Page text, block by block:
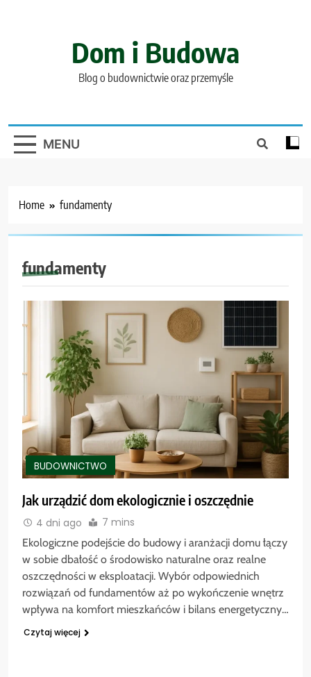
Dom i Budowa
Blog o budownictwie oraz przemyśle
MENU
Home fundamenty
fundamenty
BUDOWNICTWO
Jak urządzić dom ekologicznie i oszczędnie
4 dni ago 7 mins
Ekologiczne podejście do budowy i aranżacji domu łączy
w sobie dbałość o środowisko naturalne oraz realne
oszczędności w eksploatacji. Wybór odpowiednich
rozwiązań od fundamentów aż po wykończenie wnętrz
wpływa na komfort mieszkańców i bilans energetyczny…
Czytaj więcej